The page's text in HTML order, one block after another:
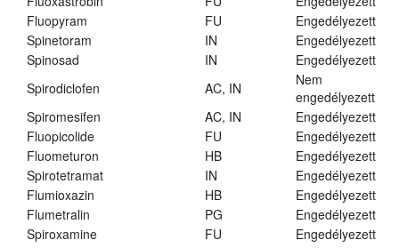
Fluopyram
FU
Engedélyezett
Spinetoram
IN
Engedélyezett
Spinosad
IN
Engedélyezett
Spirodiclofen
AC, IN
Nem
engedélyezett
Spiromesifen
AC, IN
Engedélyezett
Fluopicolide
FU
Engedélyezett
Fluometuron
HB
Engedélyezett
Spirotetramat
IN
Engedélyezett
Flumioxazin
HB
Engedélyezett
Flumetralin
PG
Engedélyezett
Spiroxamine
FU
Engedélyezett